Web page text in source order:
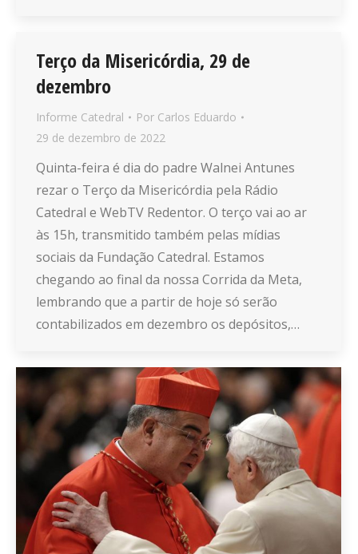
Terço da Misericórdia, 29 de
dezembro
Informe Catedral Por Carlos Eduardo
29 de dezembro de 2022
Quinta-feira é dia do padre Walnei Antunes
rezar o Terço da Misericórdia pela Rádio
Catedral e WebTV Redentor. O terço vai ao ar
às 15h, transmitido também pelas mídias
sociais da Fundação Catedral. Estamos
chegando ao final da nossa Corrida da Meta,
lembrando que a partir de hoje só serão
contabilizados em dezembro os depósitos,…